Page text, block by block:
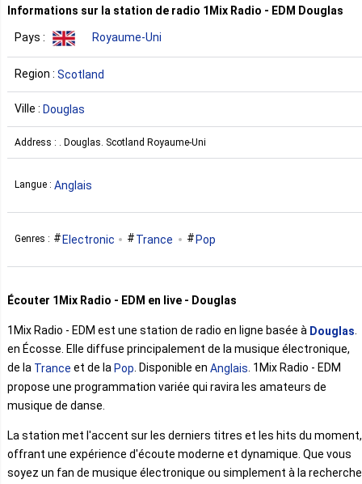
Informations sur la station de radio 1Mix Radio - EDM Douglas
Pays : Royaume-Uni
Region : Scotland
Ville : Douglas
Address : . Douglas. Scotland Royaume-Uni
Langue : Anglais
Genres : Electronic Trance Pop
Écouter 1Mix Radio - EDM en live - Douglas
1Mix Radio - EDM est une station de radio en ligne basée à Douglas
en Écosse. Elle diffuse principalement de la musique électronique,
de la Trance et de la Pop. Disponible en Anglais. 1Mix Radio - EDM
propose une programmation variée qui ravira les amateurs de
musique de danse.
La station met l'accent sur les derniers titres et les hits du moment,
offrant une expérience d'écoute moderne et dynamique. Que vous
soyez un fan de musique électronique ou simplement à la recherche